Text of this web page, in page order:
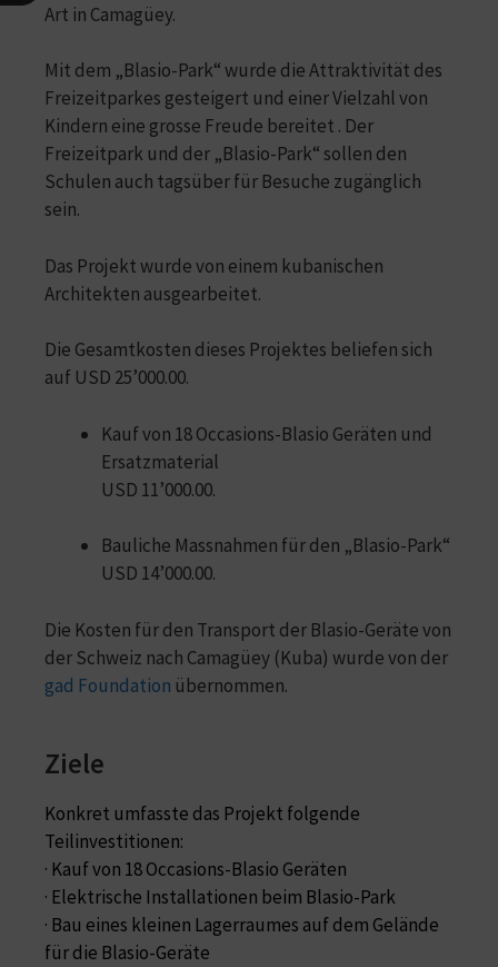
Art in Camagüey.
Mit dem „Blasio-Park“ wurde die Attraktivität des
Freizeitparkes gesteigert und einer Vielzahl von
Kindern eine grosse Freude bereitet . Der
Freizeitpark und der „Blasio-Park“ sollen den
Schulen auch tagsüber für Besuche zugänglich
sein.
Das Projekt wurde von einem kubanischen
Architekten ausgearbeitet.
Die Gesamtkosten dieses Projektes beliefen sich
auf USD 25’000.00.
Kauf von 18 Occasions-Blasio Geräten und
Ersatzmaterial
USD 11’000.00.
Bauliche Massnahmen für den „Blasio-Park“
USD 14’000.00.
Die Kosten für den Transport der Blasio-Geräte von
der Schweiz nach Camagüey (Kuba) wurde von der
gad Foundation übernommen.
Ziele
Konkret umfasste das Projekt folgende
Teilinvestitionen:
· Kauf von 18 Occasions-Blasio Geräten
· Elektrische Installationen beim Blasio-Park
· Bau eines kleinen Lagerraumes auf dem Gelände
für die Blasio-Geräte